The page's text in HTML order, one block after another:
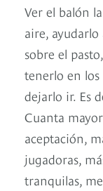
Ver el balón
aire, ayudarlo
sobre el
tenerlo en los
dejarlo ir. Es
Cuanta
aceptación,
jugadoras,
tranquilas,